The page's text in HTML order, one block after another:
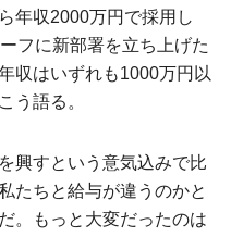
年収2000万円で採用し
フに新部署を立ち上げた
収はいずれも1000万円以
う語る。
興すという意気込みで比
たちと給与が違うのかと
。もっと大変だったのは